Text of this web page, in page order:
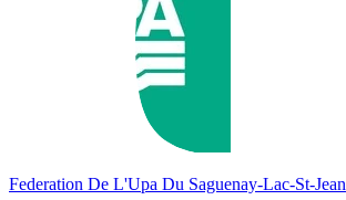
Federation De L'Upa Du Saguenay-Lac-St-Jean